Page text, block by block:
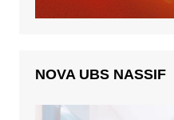
NOVA UBS NASSIF